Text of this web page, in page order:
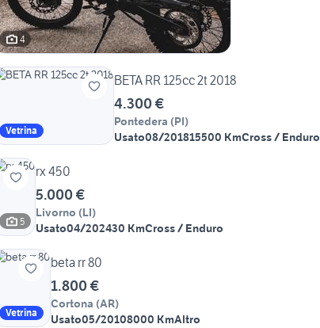
4
Vetrina
BETA RR 125cc 2t 2018
4.300 €
Pontedera (PI)
Usato08/201815500 KmCross / Enduro
5
rx 450
5.000 €
Livorno (LI)
Usato04/202430 KmCross / Enduro
Vetrina
beta rr 80
1.800 €
Cortona (AR)
Usato05/20108000 KmAltro